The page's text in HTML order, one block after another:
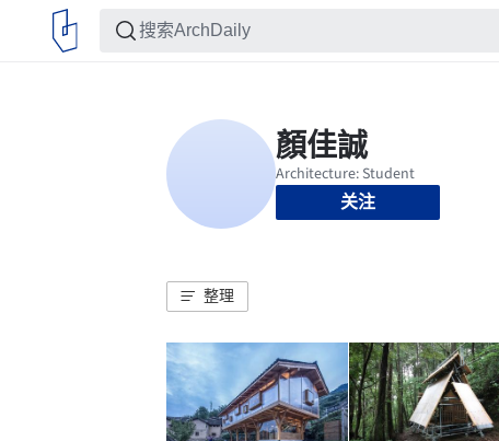
关注
整理